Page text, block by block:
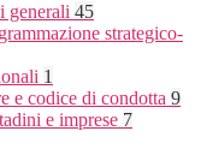
generali 45
strategico-
1
e codice di condotta 9
e imprese 7